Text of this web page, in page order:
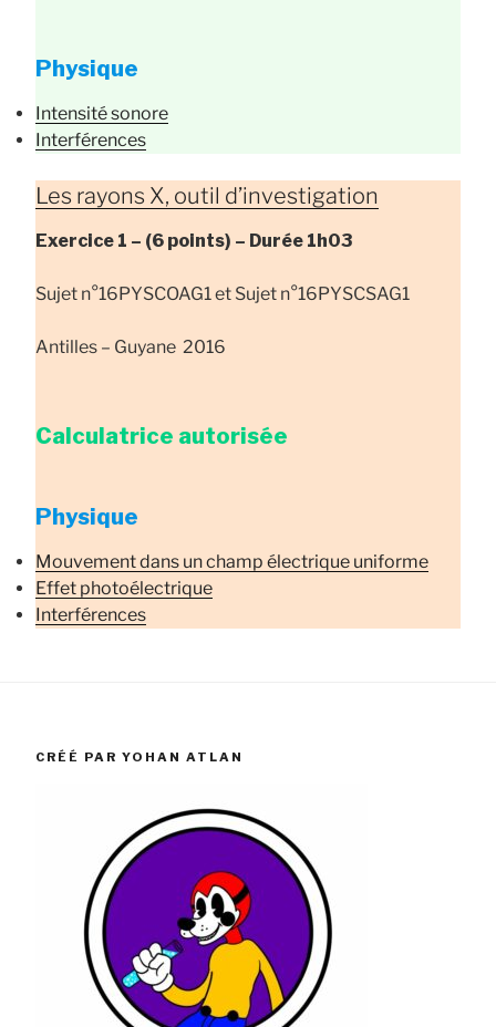
Physique
Intensité sonore
Interférences
Les rayons X, outil d’investigation
Exercice 1 – (6 points) – Durée 1h03
Sujet n°16PYSCOAG1 et Sujet n°16PYSCSAG1
Antilles – Guyane 2016
Calculatrice autorisée
Physique
Mouvement dans un champ électrique uniforme
Effet photoélectrique
Interférences
CRÉÉ PAR YOHAN ATLAN